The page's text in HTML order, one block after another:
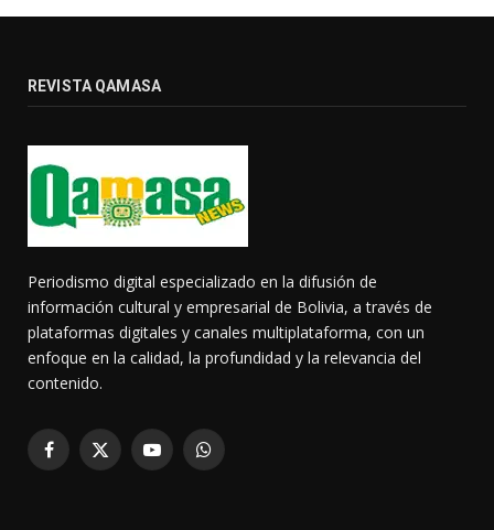
REVISTA QAMASA
Periodismo digital especializado en la difusión de
información cultural y empresarial de Bolivia, a través de
plataformas digitales y canales multiplataforma, con un
enfoque en la calidad, la profundidad y la relevancia del
contenido.
Facebook
X
YouTubeWhatsApp